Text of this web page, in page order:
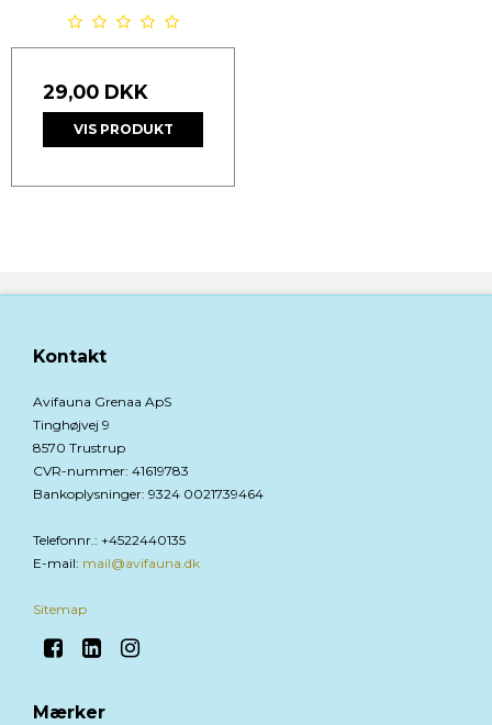
29,00 DKK
VIS PRODUKT
Kontakt
Avifauna Grenaa ApS
Tinghøjvej 9
8570 Trustrup
CVR-nummer: 41619783
Bankoplysninger: 9324 0021739464
Telefonnr.: +4522440135
E-mail: mail@avifauna.dk
Sitemap
Mærker